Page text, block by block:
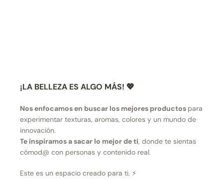
¡LA BELLEZA ES ALGO MÁS! 💖
Nos enfocamos en buscar los mejores productos para
experimentar texturas, aromas, colores y un mundo de
innovación.
Te inspiramos a sacar lo mejor de ti, donde te sientas
cómod@ con personas y contenido real.
Este es un espacio creado para ti. ⚡